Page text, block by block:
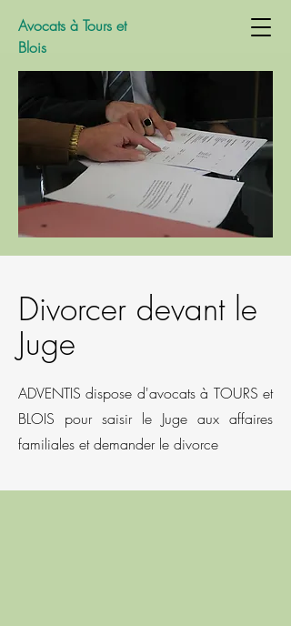
Avocats à Tours et
Blois
Divorcer devant le
Juge
ADVENTIS dispose d'avocats à TOURS et
BLOIS pour saisir le Juge aux affaires
familiales et demander le divorce